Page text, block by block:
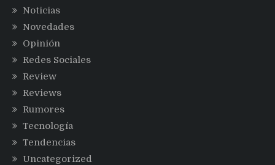
Noticias
Novedades
Opinión
Redes Sociales
Review
Reviews
Rumores
Tecnología
Tendencias
Uncategorized